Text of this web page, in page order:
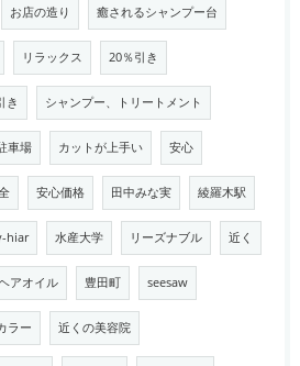
お店の造り 癒されるシャンプー台
リラックス 20％引き
き シャンプー、トリートメント
車場 カットが上手い 安心
安心価格 田中みな実 綾羅木駅
hiar 水産大学 リーズナブル 近く
アオイル 豊田町 seesaw
ラー 近くの美容院